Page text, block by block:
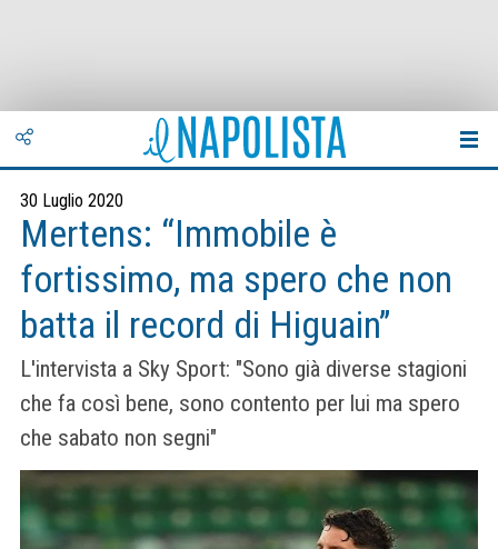
30 Luglio 2020
Mertens: “Immobile è
fortissimo, ma spero che non
batta il record di Higuain”
L'intervista a Sky Sport: "Sono già diverse stagioni
che fa così bene, sono contento per lui ma spero
che sabato non segni"